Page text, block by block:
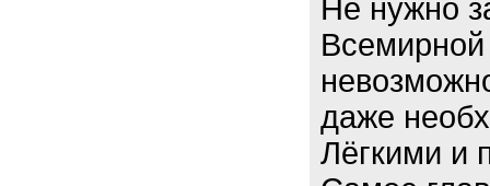
Не нужно
Всемирной
даже
Лёгкими и